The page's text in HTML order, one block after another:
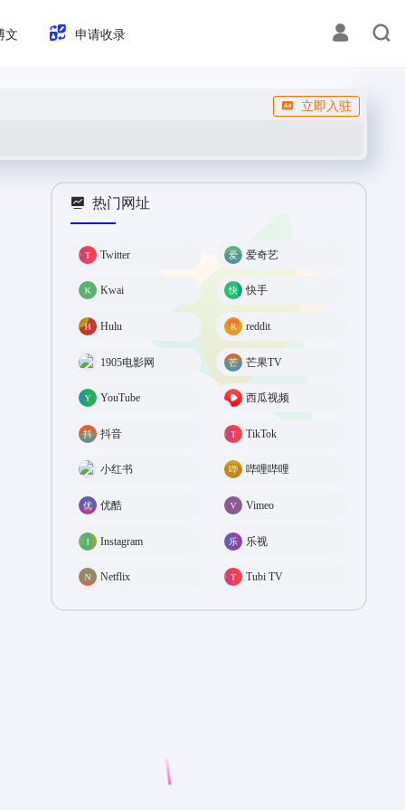
文 申请收录
立即入驻
热门网址
Twitter 爱奇艺
Kwai 快手
Hulu reddit
1905电影网 芒果TV
YouTube 西瓜视频
抖音 TikTok
小红书 哔哩哔哩
优酷 Vimeo
Instagram 乐视
Netflix Tubi TV